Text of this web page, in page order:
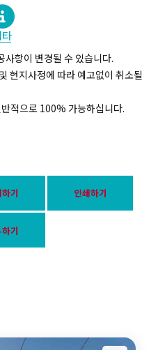
사항이 변경될 수 있습니다.
현지사정에 따라 예고없이 취소될
적으로 100% 가능하십니다.
기 인쇄하기
기